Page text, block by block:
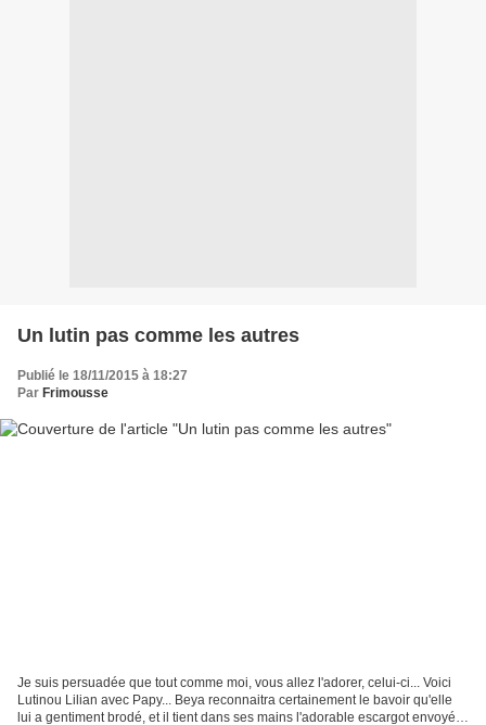
Un lutin pas comme les autres
Publié le 18/11/2015 à 18:27
Par Frimousse
Je suis persuadée que tout comme moi, vous allez l'adorer, celui-ci... Voici
Lutinou Lilian avec Papy... Beya reconnaitra certainement le bavoir qu'elle
lui a gentiment brodé, et il tient dans ses mains l'adorable escargot envoyé